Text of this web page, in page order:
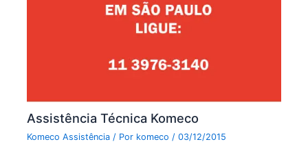
Assistência Técnica Komeco
Komeco Assistência / Por komeco/03/12/2015